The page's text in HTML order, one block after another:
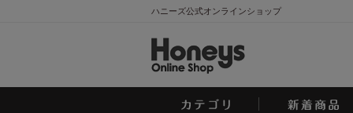
ハニーズ公式オンラインショップ